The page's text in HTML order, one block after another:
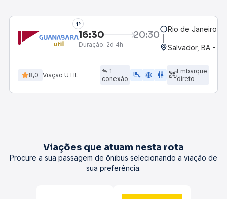
1°
16:30 20:30
Duração: 2d 4h
Rio de Janeiro,
Salvador, BA -
8,0 Viação UTIL
1
conexão
airline_seat_legroom_extra ac_unit WC
Embarque
direto
Viações que atuam nesta rota
Procure a sua passagem de ônibus selecionando a viação de
sua preferência.